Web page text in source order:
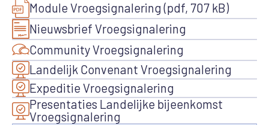
Module Vroegsignalering (pdf, 707 kB)
Nieuwsbrief Vroegsignalering
Community Vroegsignalering
Landelijk Convenant Vroegsignalering
Expeditie Vroegsignalering
Presentaties Landelijke bijeenkomst
Vroegsignalering